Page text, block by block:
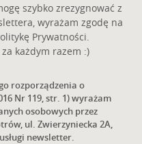
szybko zrezygnować z
wyrażam zgodę na
Prywatności.
każdym razem :)
rozporządzenia o
Nr 119, str. 1) wyrażam
osobowych przez
ul. Zwierzyniecka 2A,
newsletter.